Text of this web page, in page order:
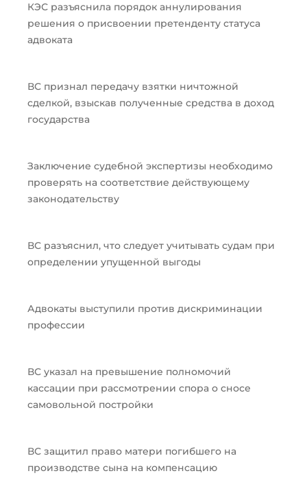
КЭС разъяснила порядок аннулирования
решения о присвоении претенденту статуса
адвоката
ВС признал передачу взятки ничтожной
сделкой, взыскав полученные средства в доход
государства
Заключение судебной экспертизы необходимо
проверять на соответствие действующему
законодательству
ВС разъяснил, что следует учитывать судам при
определении упущенной выгоды
Адвокаты выступили против дискриминации
профессии
ВС указал на превышение полномочий
кассации при рассмотрении спора о сносе
самовольной постройки
ВС защитил право матери погибшего на
производстве сына на компенсацию